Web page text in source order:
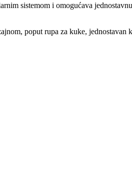
sistemom i omogućava
poput rupa za kuke,